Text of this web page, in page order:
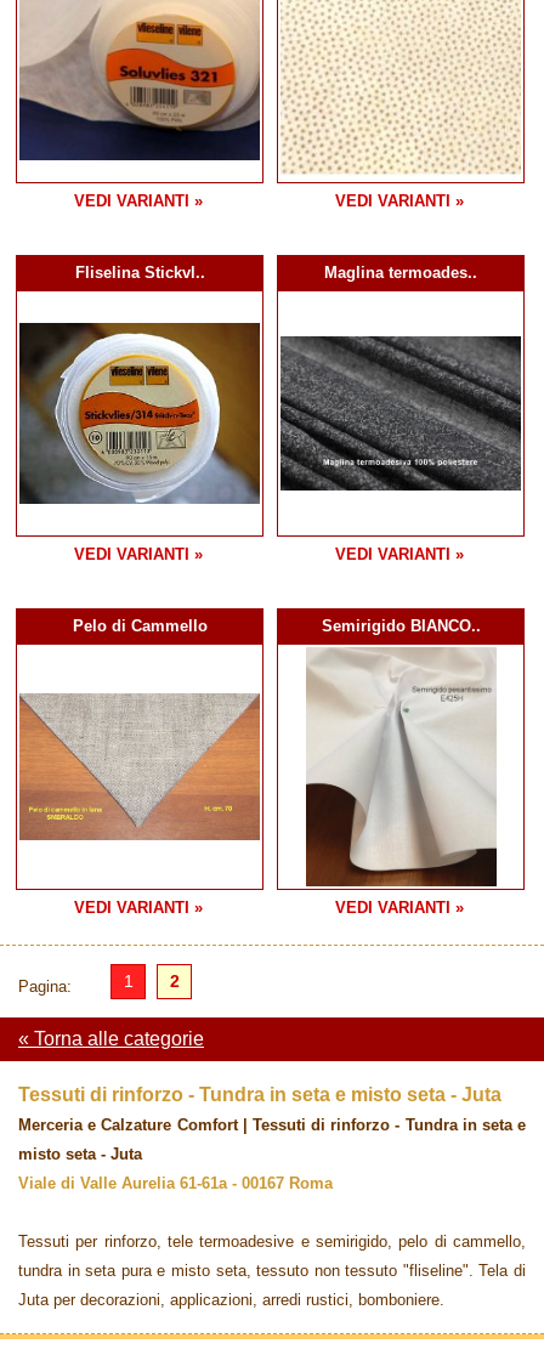
VEDI VARIANTI » VEDI VARIANTI »
Fliselina Stickvl..
VEDI VARIANTI »
Maglina termoades..
VEDI VARIANTI »
Pelo di Cammello
VEDI VARIANTI »
Semirigido BIANCO..
VEDI VARIANTI »
Pagina: 1 2
« Torna alle categorie
Tessuti di rinforzo - Tundra in seta e misto seta - Juta
Merceria e Calzature Comfort | Tessuti di rinforzo - Tundra in seta e
misto seta - Juta
Viale di Valle Aurelia 61-61a - 00167 Roma
Tessuti per rinforzo, tele termoadesive e semirigido, pelo di cammello,
tundra in seta pura e misto seta, tessuto non tessuto "fliseline". Tela di
Juta per decorazioni, applicazioni, arredi rustici, bomboniere.